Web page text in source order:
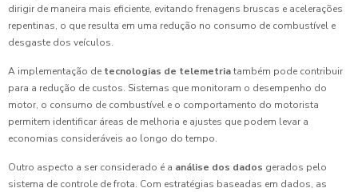
dirigir de maneira mais eficiente, evitando frenagens bruscas e acelerações
repentinas, o que resulta em uma redução no consumo de combustível e
desgaste dos veículos.
A implementação de tecnologias de telemetriatambém pode contribuir
para a redução de custos. Sistemas que monitoram o desempenho do
motor, o consumo de combustível e o comportamento do motorista
permitem identificar áreas de melhoria e ajustes que podem levar a
economias consideráveis ao longo do tempo.
Outro aspecto a ser considerado é a análise dos dados gerados pelo
sistema de controle de frota. Com estratégias baseadas em dados, as